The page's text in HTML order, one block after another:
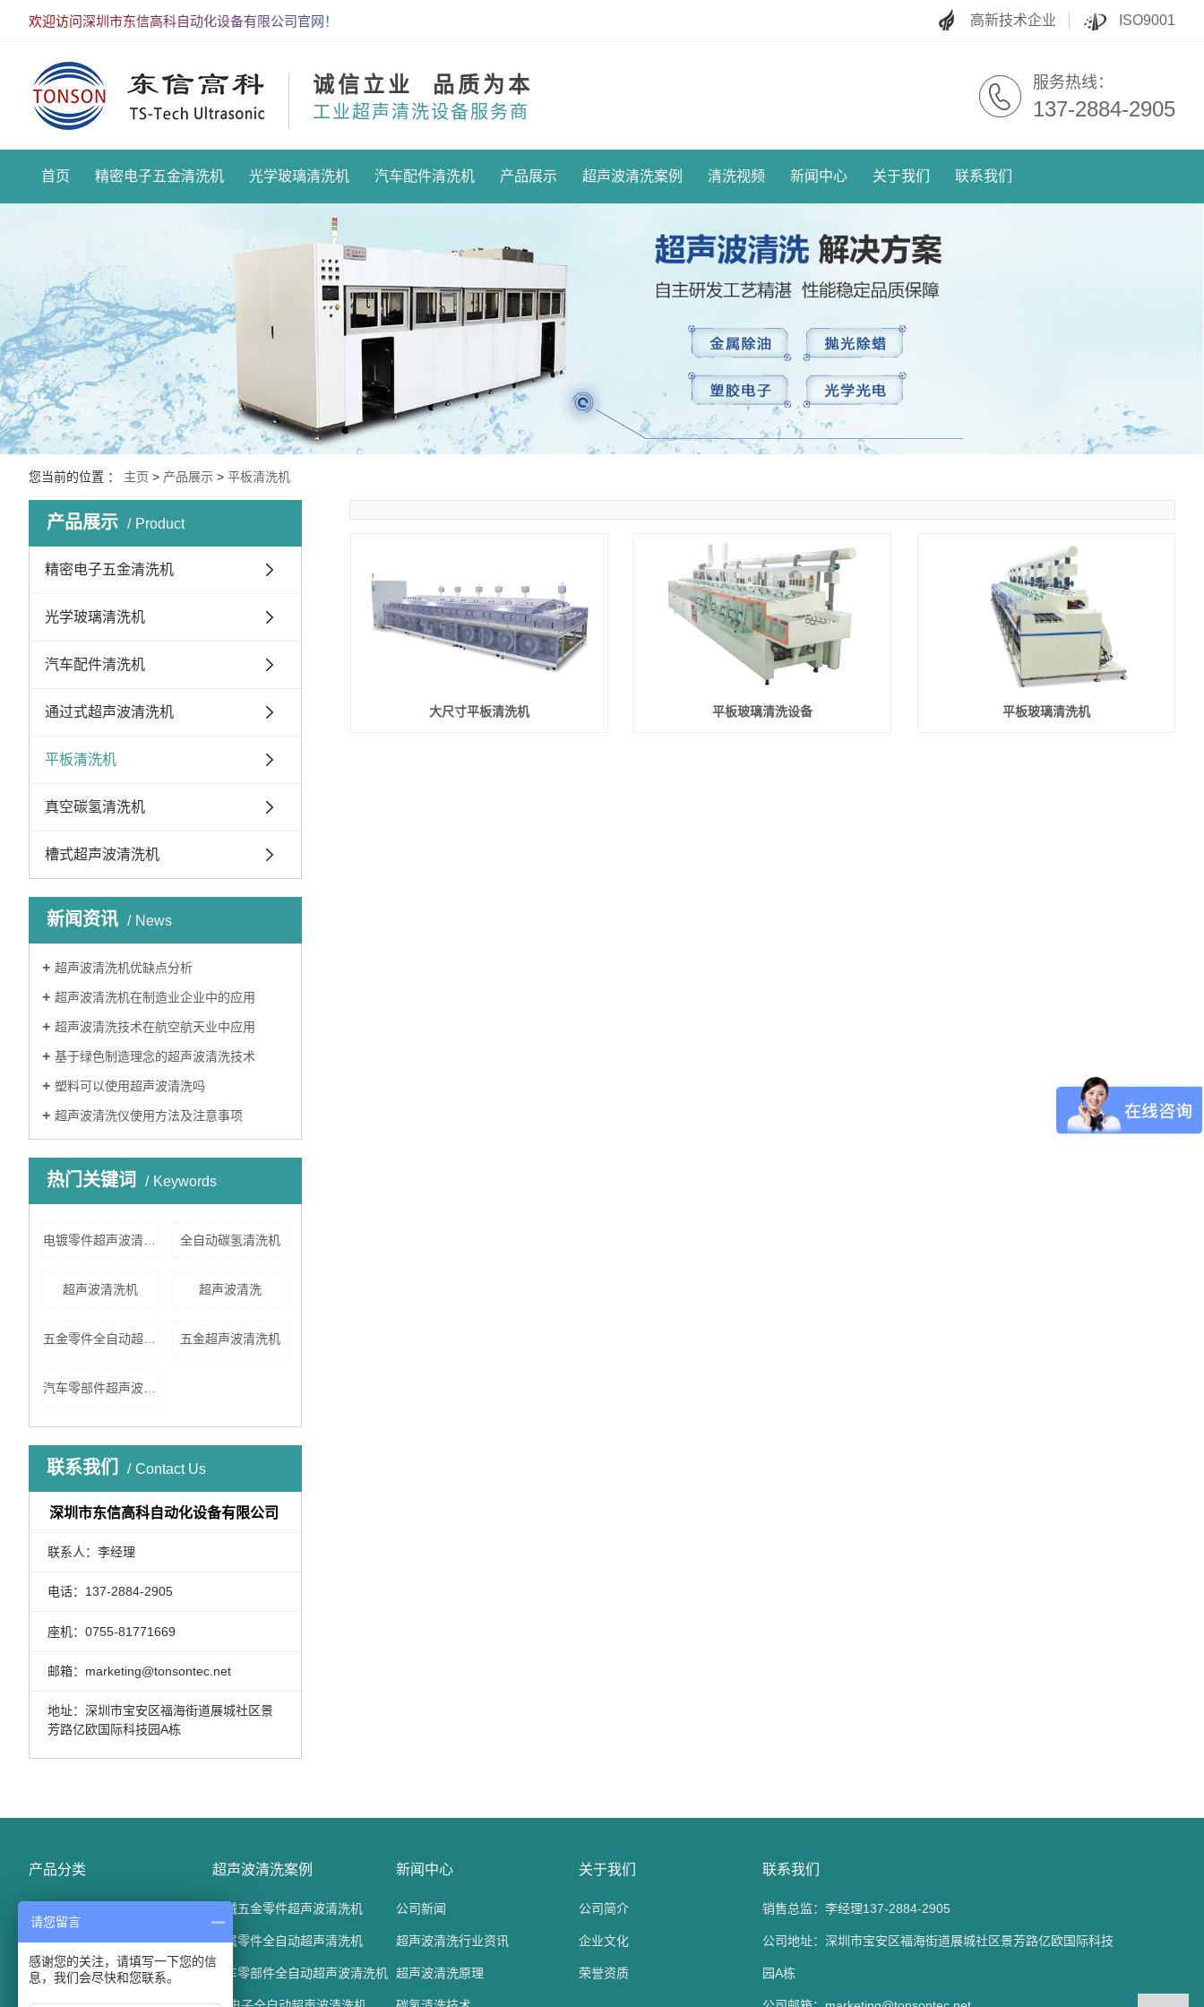
欢迎访问深圳市东信高科自动化设备有限公司官网！ 高新技术企业 ISO9001
诚信立业 品质为本
工业超声清洗设备服务商
服务热线：
137-2884-2905
首页 精密电子五金清洗机 光学玻璃清洗机 汽车配件清洗机 产品展示 超声波清洗案例 清洗视频 新闻中心 关于我们 联系我们
您当前的位置 ： 主页 > 产品展示 > 平板清洗机
产品展示 Product
精密电子五金清洗机
光学玻璃清洗机
汽车配件清洗机
通过式超声波清洗机
平板清洗机
真空碳氢清洗机
槽式超声波清洗机
新闻资讯 News
超声波清洗机优缺点分析
超声波清洗机在制造业企业中的应用
超声波清洗技术在航空航天业中应用
基于绿色制造理念的超声波清洗技术
塑料可以使用超声波清洗吗
超声波清洗仪使用方法及注意事项
热门关键词 Keywords
全自动碳氢清洗机
超声波清洗机 超声波清洗
五金超声波清洗机
联系我们 Contact Us
深圳市东信高科自动化设备有限公司
联系人：李经理
电话：137-2884-2905
座机：0755-81771669
邮箱：marketing@tonsontec.net
地址：深圳市宝安区福海街道展城社区景
芳路亿欧国际科技园A栋
大尺寸平板清洗机 平板玻璃清洗设备 平板玻璃清洗机
产品分类
光学玻璃清洗机
汽车配件清洗机
超声波清洗案例
机械五金零件超声波清洗机
金属零件全自动超声清洗机
汽车零部件全自动超声波清洗机
新闻中心
公司新闻
超声波清洗行业资讯
超声波清洗原理
关于我们
公司简介
企业文化
荣誉资质
联系我们
销售总监：李经理137-2884-2905
公司地址：深圳市宝安区福海街道展城社区景芳路亿欧国际科技
园A栋
请您留言
感谢您的关注，请填写一下您的信
息，我们会尽快和您联系。